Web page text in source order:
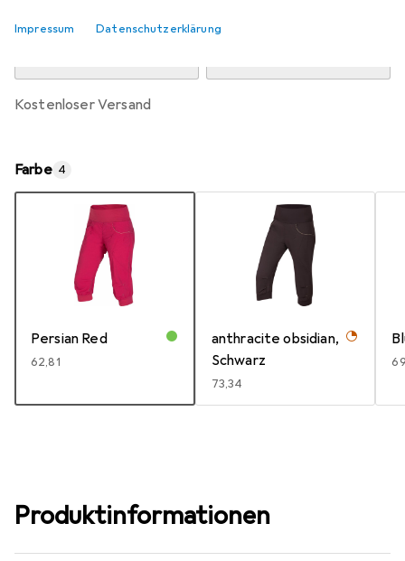
Impressum Datenschutzerklärung
kostenloser Versand
Farbe 4
Persian Red
EUR
62,81
anthracite obsidian,
Schwarz
EUR
73,34
Produktinformationen